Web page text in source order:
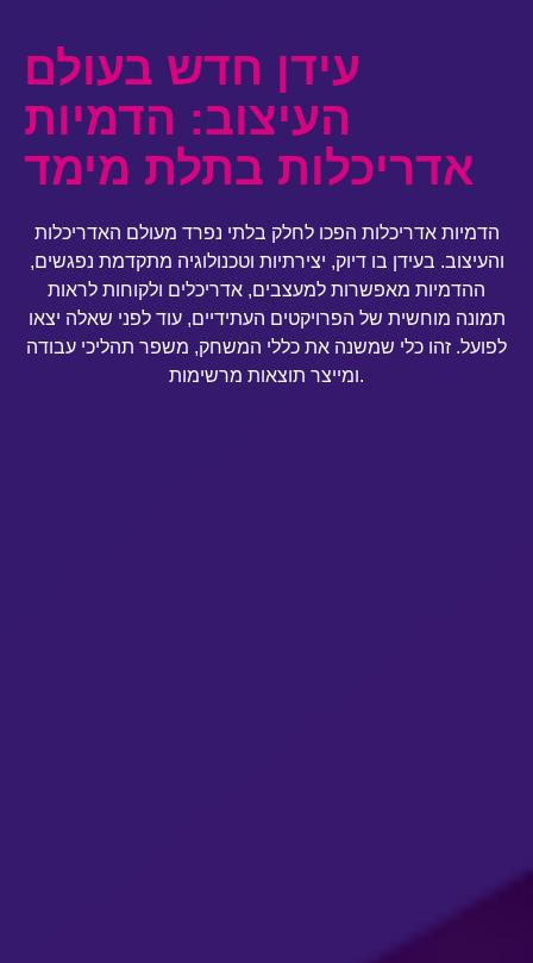
עידן חדש בעולם
העיצוב: הדמיות
אדריכלות בתלת מימד
הדמיות אדריכלות הפכו לחלק בלתי נפרד מעולם האדריכלות
והעיצוב. בעידן בו דיוק, יצירתיות וטכנולוגיה מתקדמת נפגשים,
ההדמיות מאפשרות למעצבים, אדריכלים ולקוחות לראות
תמונה מוחשית של הפרויקטים העתידיים, עוד לפני שאלה יצאו
לפועל. זהו כלי שמשנה את כללי המשחק, משפר תהליכי עבודה
ומייצר תוצאות מרשימות.